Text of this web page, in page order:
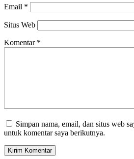
Email *
Situs Web
Komentar *
Simpan nama, email, dan situs web
untuk komentar saya berikutnya.